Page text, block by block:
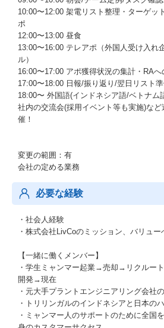
10:00〜12:00 架電リスト整理・ターゲッ
ポ
12:00〜13:00 昼食
13:00〜16:00 テレアポ（外国人受け入れ
ル）
16:00〜17:00 アポ獲得状況の集計・RAへ
17:00〜18:00 日報/振り返り/翌日リスト
18:00〜 外国語(インドネシア語/ベトナム
社内の交流会(採用イベント等も実施)な
催！
変更の範囲：有
会社の定める業務
必要な経験
・社会人経験
・株式会社LivCoのミッション、バリュー
【一緒に働くメンバー】
・学生ミャンマー起業→売却→リクルー
開発→現在
・元大手プラントエンジニアリング会社
・トリリンガルのインドネシアと日本の
・ミャンマー人のサポートのために全国